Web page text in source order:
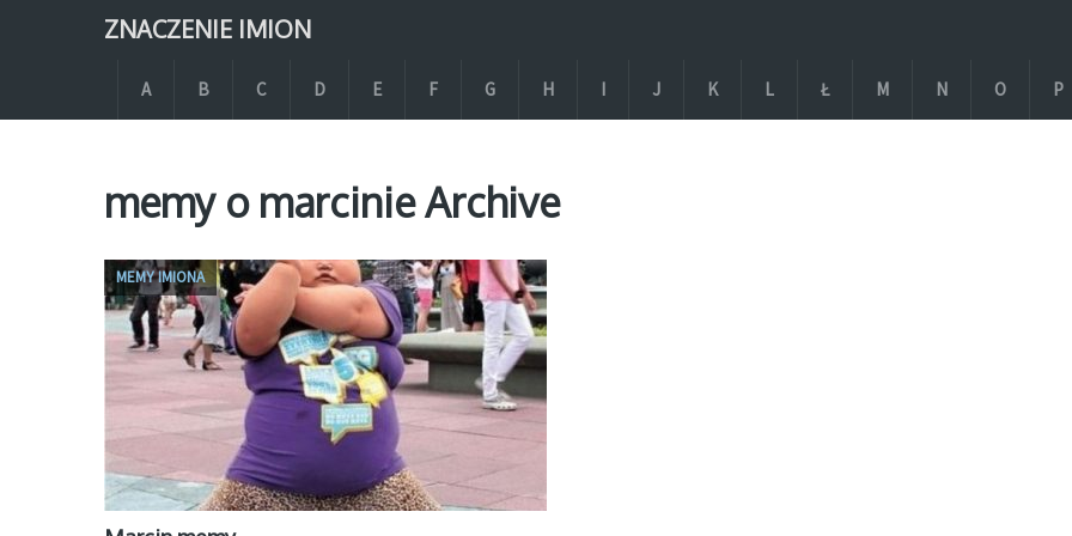
ZNACZENIE IMION
A B C D E F G H I J K L Ł M N O P
memy o marcinie Archive
MEMY IMIONA